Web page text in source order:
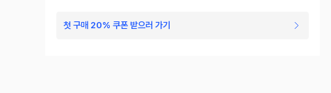
첫 구매 20% 쿠폰 받으러 가기